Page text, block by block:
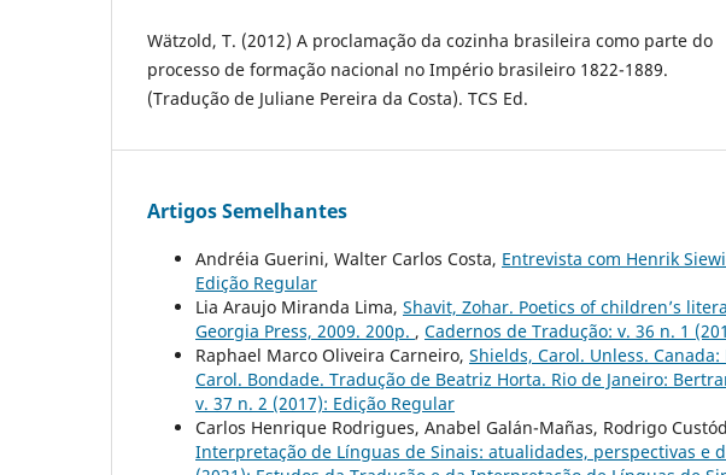
Wätzold, T. (2012) A proclamação da cozinha brasileira como parte do
processo de formação nacional no Império brasileiro 1822-1889.
(Tradução de Juliane Pereira da Costa). TCS Ed.
Artigos Semelhantes
Andréia Guerini, Walter Carlos Costa, Entrevista com Henrik
Edição Regular
Lia Araujo Miranda Lima, Shavit, Zohar. Poetics of children’s
Georgia Press, 2009. 200p. , Cadernos de Tradução: v. 36 n. 1
Raphael Marco Oliveira Carneiro, Shields, Carol. Unless.
Carol. Bondade. Tradução de Beatriz Horta. Rio de Janeiro:
v. 37 n. 2 (2017): Edição Regular
Carlos Henrique Rodrigues, Anabel Galán-Mañas, Rodrigo
Interpretação de Línguas de Sinais: atualidades, perspectivas e